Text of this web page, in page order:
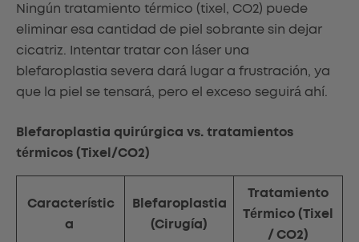
Ningún tratamiento térmico (tixel, CO2) puede
eliminar esa cantidad de piel sobrante sin dejar
cicatriz. Intentar tratar con láser una
blefaroplastia severa dará lugar a frustración, ya
que la piel se tensará, pero el exceso seguirá ahí.
Blefaroplastia quirúrgica vs. tratamientos
térmicos (Tixel/CO2)
Característic
a
Blefaroplastia
(Cirugía)
Tratamiento
Térmico (Tixel
/ CO2)